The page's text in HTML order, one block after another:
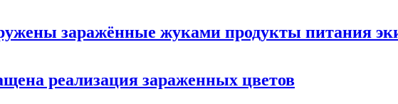
заражённые жуками продукты питания
реализация зараженных цветов